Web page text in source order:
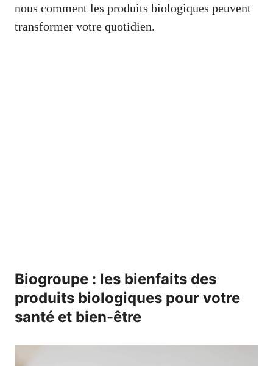
nous comment les produits biologiques peuvent
transformer votre quotidien.
Biogroupe : les bienfaits des
produits biologiques pour votre
santé et bien-être